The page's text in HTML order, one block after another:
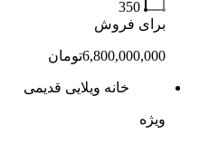
350
برای فروش
6,800,000,000تومان
خانه ویلایی قدیمی
ویژه